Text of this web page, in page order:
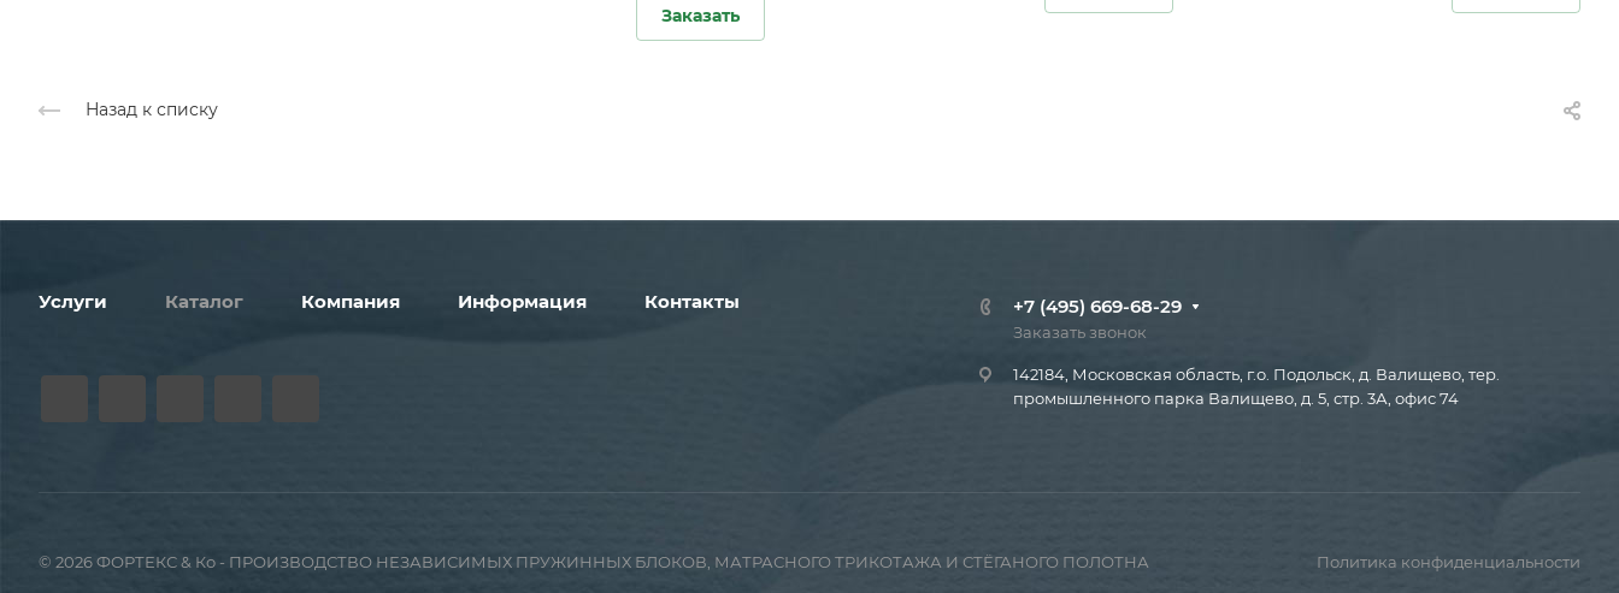
Заказать
Назад к списку
Услуги Каталог Компания Информация Контакты +7 (495) 669-68-29
Заказать звонок
142184, Московская область, г.о. Подольск, д. Валищево, тер.
промышленного парка Валищево, д. 5, стр. 3А, офис 74
© 2026 ФОРТЕКС & Ко - ПРОИЗВОДСТВО НЕЗАВИСИМЫХ ПРУЖИННЫХ БЛОКОВ, МАТРАСНОГО ТРИКОТАЖА И СТЁГАНОГО ПОЛОТНА Политика конфиденциальности